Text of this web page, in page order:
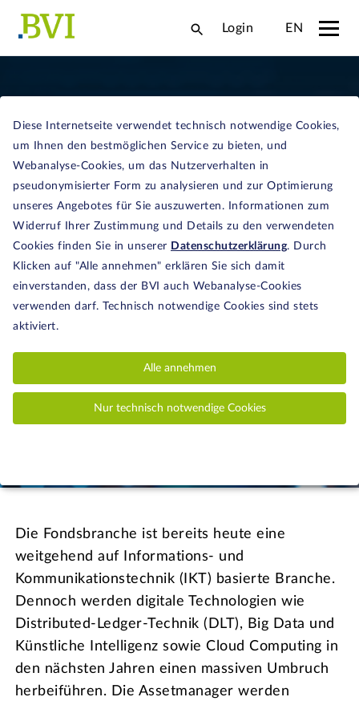
Login EN
DIGITALISIERUNG UND
CYBERSICHERHEIT
Big Data, Künstliche Intelligenz und Blockchain –
digitale Technologien verändern die Welt
grundlegend und eröffnen der Fondsbranche neue
Möglichkeiten. Finanzwirtschaft, Politik und
Aufsicht haben die Chancen und Risiken des
Regeln zum Beispiel für die Anwendung
Künstlicher Intelligenz und zur Verbesserung der
Betriebsstabilität digitaler Systeme des
Finanzsektors auf den Weg gebracht.
Die Fondsbranche ist bereits heute eine
weitgehend auf Informations- und
Kommunikationstechnik (IKT) basierte Branche.
Dennoch werden digitale Technologien wie
Distributed-Ledger-Technik (DLT), Big Data und
Künstliche Intelligenz sowie Cloud Computing in
den nächsten Jahren einen massiven Umbruch
herbeiführen. Die Assetmanager werden
Diese Internetseite verwendet technisch notwendige Cookies,
um Ihnen den bestmöglichen Service zu bieten, und
Webanalyse-Cookies, um das Nutzerverhalten in
pseudonymisierter Form zu analysieren und zur Optimierung
unseres Angebotes für Sie auszuwerten. Informationen zum
Widerruf Ihrer Zustimmung und Details zu den verwendeten
Cookies finden Sie in unserer Datenschutzerklärung. Durch
Klicken auf "Alle annehmen" erklären Sie sich damit
einverstanden, dass der BVI auch Webanalyse-Cookies
verwenden darf. Technisch notwendige Cookies sind stets
aktiviert.
Nur technisch notwendige Cookies
Alle annehmen